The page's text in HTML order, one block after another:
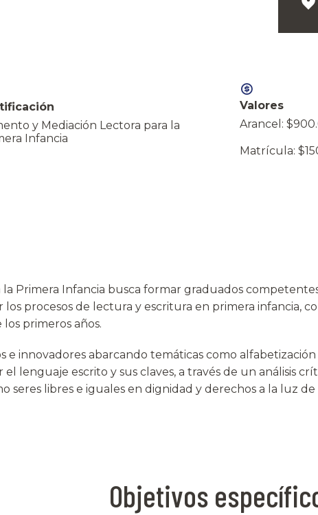
y Mediación Lectora para la
Infancia
Valores
Arancel:
Matrícula:
Primera Infancia busca formar graduados
procesos de lectura y escritura en primera infancia,
primeros años.
innovadores abarcando temáticas como
lenguaje escrito y sus claves, a través de un análisis
seres libres e iguales en dignidad y derechos a la luz
Objetivos